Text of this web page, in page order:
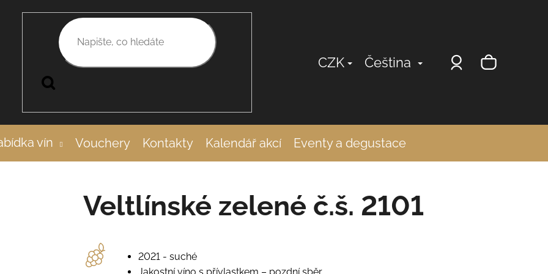
vín Vouchery Kontakty Kalendář akcí Eventy a degustace
CZK Čeština Přihlášení
Veltlínské zelené č.š. 2101
2021 - suché